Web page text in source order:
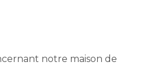
notre maison de